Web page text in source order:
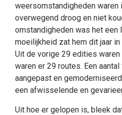
weersomstandigheden waren
overwegend droog en niet
omstandigheden was het een
moeilijkheid zat hem dit jaar
Uit de vorige 29 edities waren
waren er 29 routes. Een
aangepast en
een afwisselende en
Uit hoe er gelopen is, bleek